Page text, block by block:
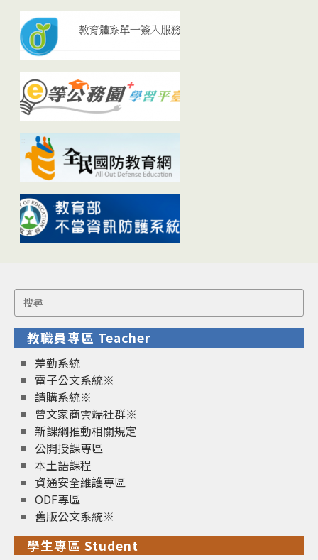
Search
for:
教職員專區 Teacher
差勤系統
電子公文系統※
請購系統※
曾文家商雲端社群※
新課綱推動相關規定
公開授課專區
本土語課程
資通安全維護專區
ODF專區
舊版公文系統※
學生專區 Student